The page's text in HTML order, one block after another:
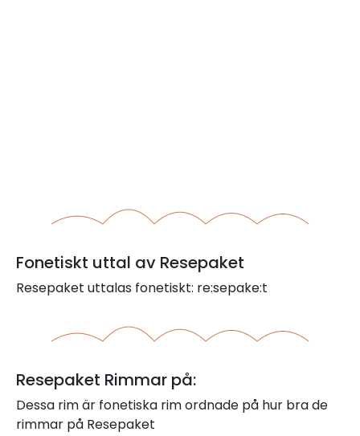
Fonetiskt uttal av Resepaket
Resepaket uttalas fonetiskt: re:sepake:t
Resepaket Rimmar på:
Dessa rim är fonetiska rim ordnade på hur bra de
rimmar på Resepaket